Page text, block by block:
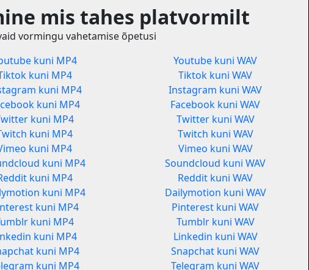
mis tahes platvormilt
vormingu vahetamise õpetusi
kuni MP4
kuni MP4
kuni MP4
kuni MP4
kuni MP4
kuni MP4
kuni MP4
kuni MP4
kuni MP4
kuni MP4
kuni MP4
kuni MP4
kuni MP4
kuni MP4
kuni MP4
Youtube kuni WAV
Tiktok kuni WAV
Instagram kuni WAV
Facebook kuni WAV
Twitter kuni WAV
Twitch kuni WAV
Vimeo kuni WAV
Soundcloud kuni WAV
Reddit kuni WAV
Dailymotion kuni WAV
Pinterest kuni WAV
Tumblr kuni WAV
Linkedin kuni WAV
Snapchat kuni WAV
Telegram kuni WAV